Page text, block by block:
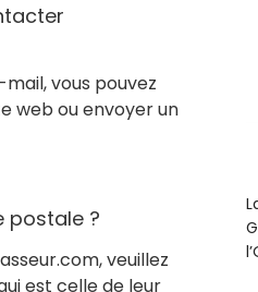
vous pouvez
web ou envoyer un
postale ?
veuillez
est celle de leur